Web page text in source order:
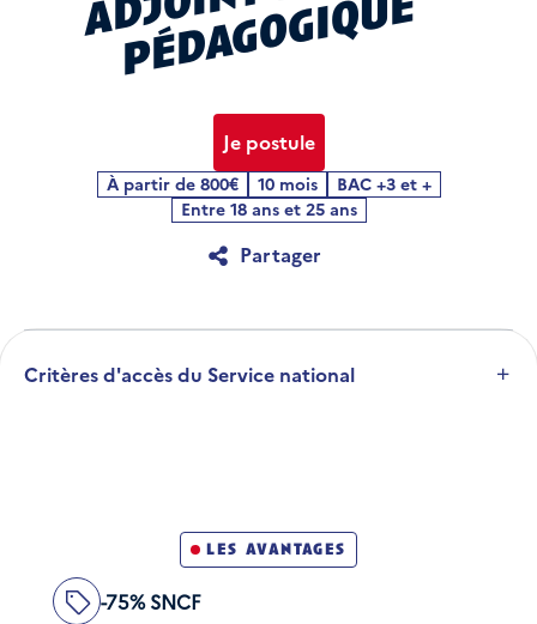
j
e
Je postule
À partir de 800€ 10 mois
BAC +3 et +
Entre 18 ans et 25 ans
Partager
Critères d'accès du Service national
Développer la section
les avantages
-75% SNCF